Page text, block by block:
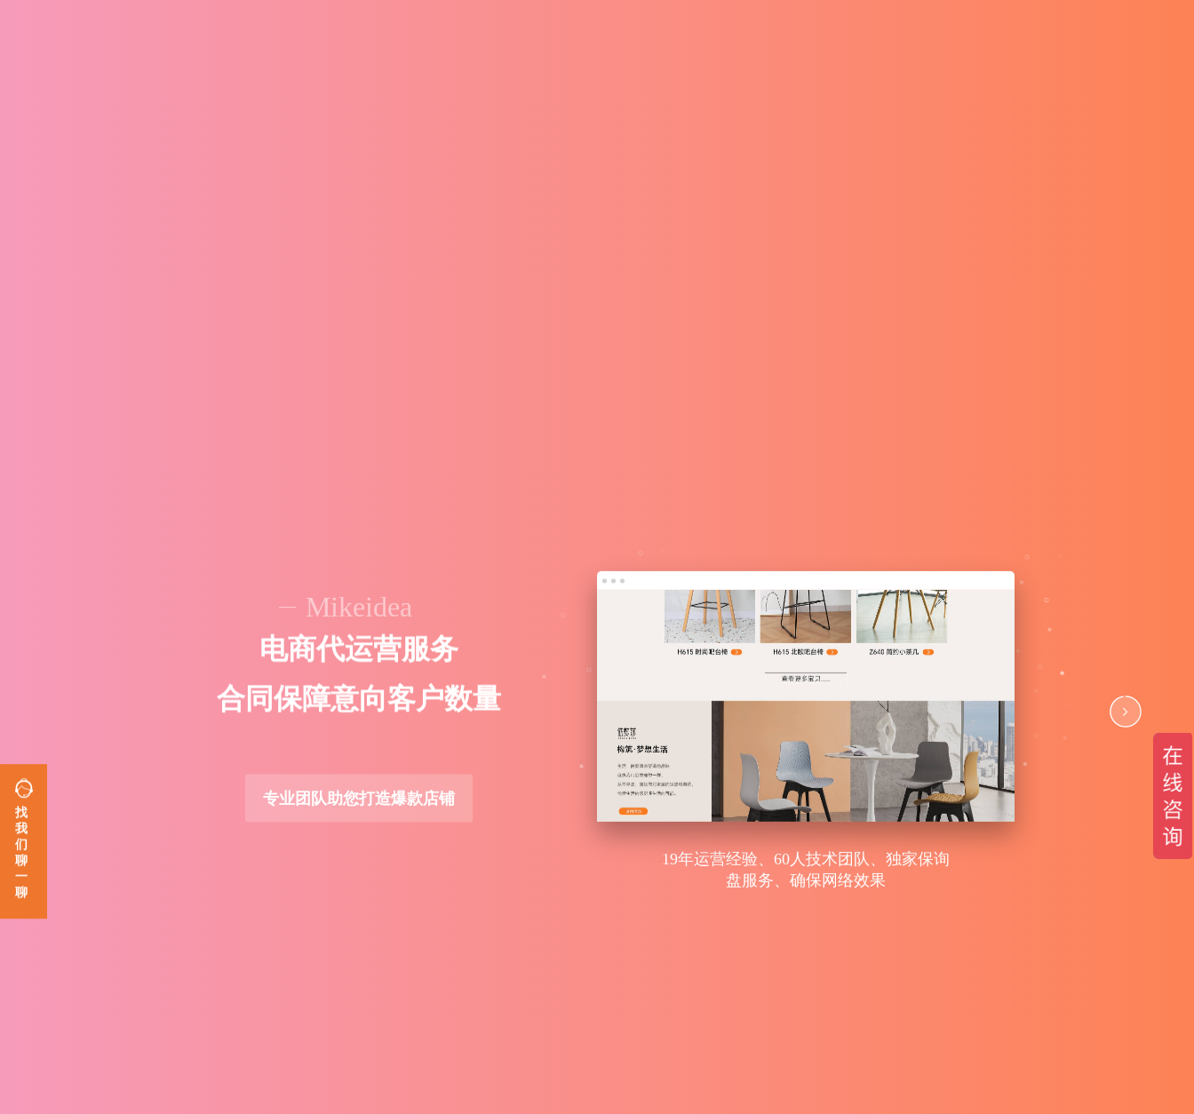
找
我
们
聊
一
聊
合同保障意向客户数量、合同签定意向客
户询盘数量
Mikeidea
准获客网络营 销方
为您带来有效询盘
19年专注网络营销更专业